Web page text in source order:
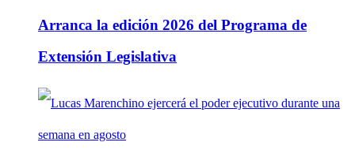
Arranca la edición 2026 del Programa de
Extensión Legislativa